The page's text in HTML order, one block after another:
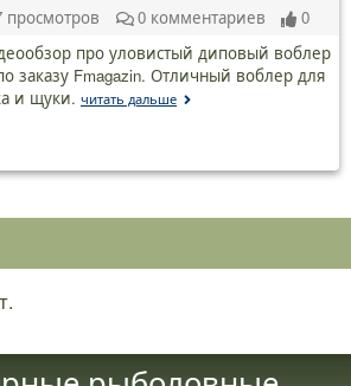
просмотров 0 комментариев
0
про уловистый диповый воблер
заказу Fmagazin. Отличный воблер для
и щуки. читать дальше